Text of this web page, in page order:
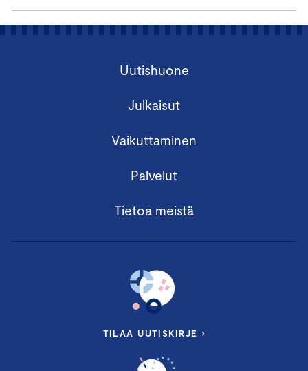
Uutishuone
Julkaisut
Vaikuttaminen
Palvelut
Tietoa meistä
TILAA UUTISKIRJE ›